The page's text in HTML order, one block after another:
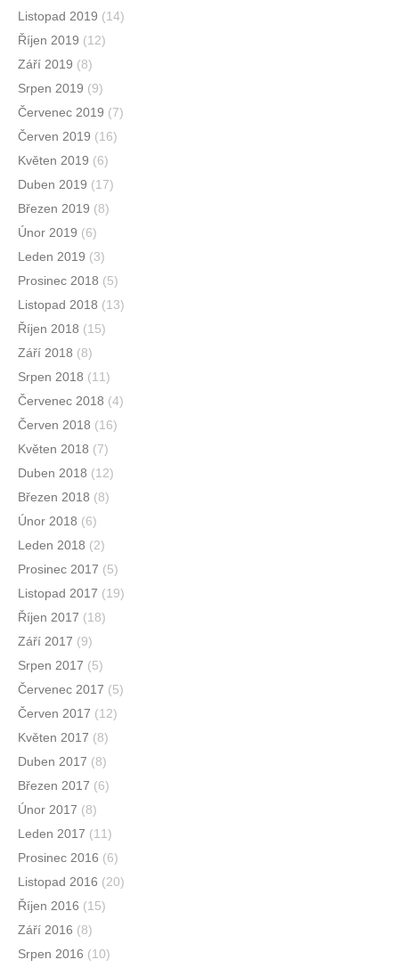
Listopad 2019 (14)
Říjen 2019 (12)
Září 2019 (8)
Srpen 2019 (9)
Červenec 2019 (7)
Červen 2019 (16)
Květen 2019 (6)
Duben 2019 (17)
Březen 2019 (8)
Únor 2019 (6)
Leden 2019 (3)
Prosinec 2018 (5)
Listopad 2018 (13)
Říjen 2018 (15)
Září 2018 (8)
Srpen 2018 (11)
Červenec 2018 (4)
Červen 2018 (16)
Květen 2018 (7)
Duben 2018 (12)
Březen 2018 (8)
Únor 2018 (6)
Leden 2018 (2)
Prosinec 2017 (5)
Listopad 2017 (19)
Říjen 2017 (18)
Září 2017 (9)
Srpen 2017 (5)
Červenec 2017 (5)
Červen 2017 (12)
Květen 2017 (8)
Duben 2017 (8)
Březen 2017 (6)
Únor 2017 (8)
Leden 2017 (11)
Prosinec 2016 (6)
Listopad 2016 (20)
Říjen 2016 (15)
Září 2016 (8)
Srpen 2016 (10)